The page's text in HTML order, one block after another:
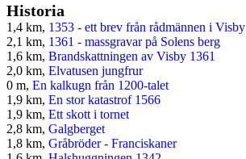
Historia
1,4 km, 1353 - ett brev från rådmännen i Visby
2,1 km, 1361 - massgravar på Solens berg
1,6 km, Brandskattningen av Visby 1361
2,0 km, Elvatusen jungfrur
0 m, En kalkugn från 1200-talet
1,9 km, En stor katastrof 1566
1,9 km, Ett skott i tornet
2,8 km, Galgberget
1,8 km, Gråbröder - Franciskaner